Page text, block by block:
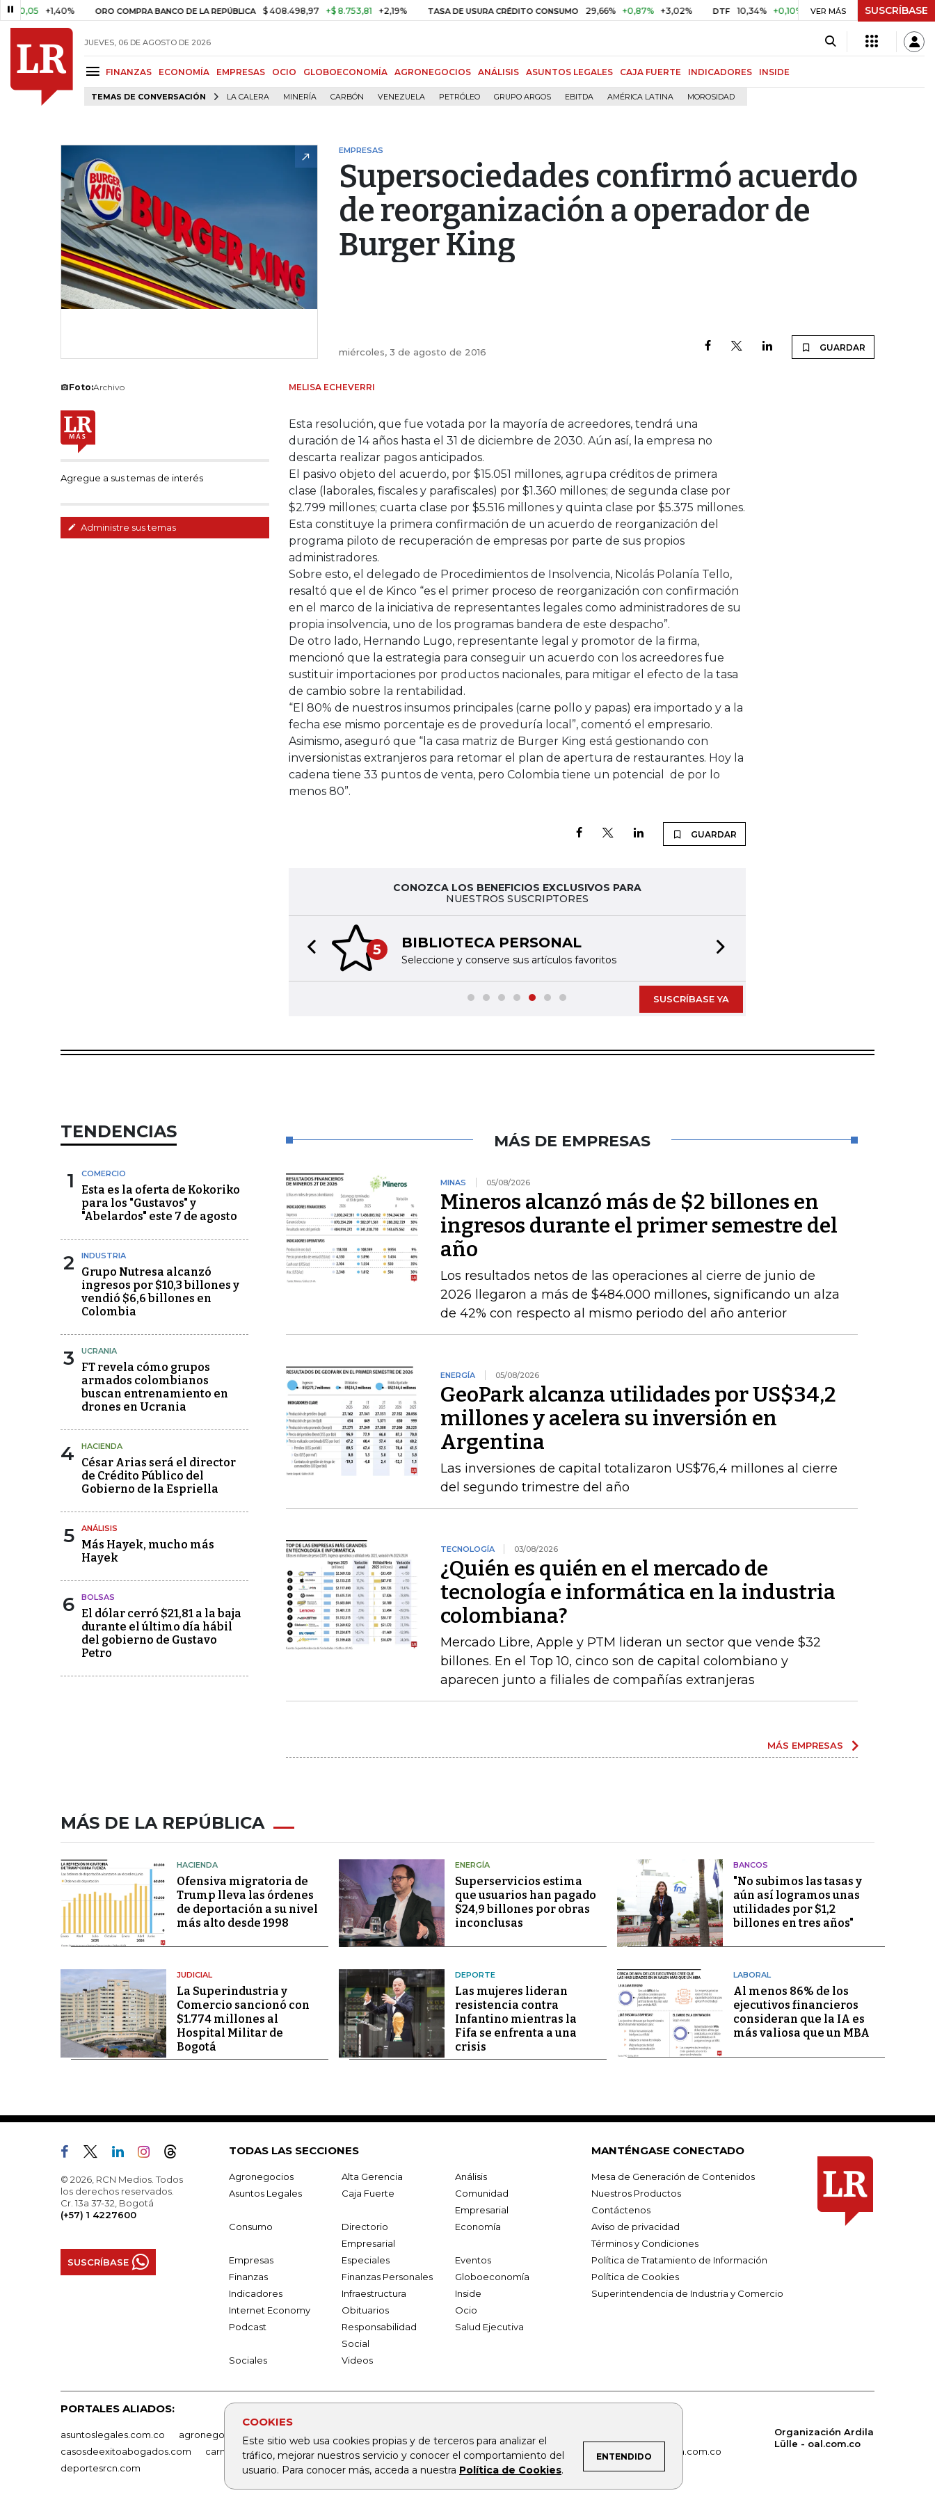
+1,40% ORO COMPRA BANCO DE LA REPÚBLICA $ 408.498,97 +$ 8.753,81 +2,19% TASA DE USURA CRÉDITO CONSUMO 29,66% +0,87% +3,02% DTF 10,34% +0,10% +0,98% UVR $ 416,86 +$ 0,05
VER MÁS SUSCRÍBASE
JUEVES, 06 DE AGOSTO DE 2026
FINANZAS ECONOMÍA EMPRESAS OCIO GLOBOECONOMÍA AGRONEGOCIOS ANÁLISIS ASUNTOS LEGALES CAJA FUERTE INDICADORES INSIDE
TEMAS DE CONVERSACIÓN LA CALERA MINERÍA CARBÓN VENEZUELA PETRÓLEO GRUPO ARGOS EBITDA AMÉRICA LATINA MOROSIDAD
COOKIES
Este sitio web usa cookies propias y de terceros para analizar el
tráfico, mejorar nuestros servicio y conocer el comportamiento del
usuario. Para conocer más, acceda a nuestra Política de Cookies.
ENTENDIDO
EMPRESAS
Supersociedades confirmó acuerdo
de reorganización a operador de
Burger King
miércoles, 3 de agosto de 2016 GUARDAR
Foto:Archivo
Agregue a sus temas de interés
Administre sus temas
MELISA ECHEVERRI
Esta resolución, que fue votada por la mayoría de acreedores, tendrá una
duración de 14 años hasta el 31 de diciembre de 2030. Aún así, la empresa no
descarta realizar pagos anticipados.
El pasivo objeto del acuerdo, por $15.051 millones, agrupa créditos de primera
clase (laborales, fiscales y parafiscales) por $1.360 millones; de segunda clase por
$2.799 millones; cuarta clase por $5.516 millones y quinta clase por $5.375 millones.
Esta constituye la primera confirmación de un acuerdo de reorganización del
programa piloto de recuperación de empresas por parte de sus propios
administradores.
Sobre esto, el delegado de Procedimientos de Insolvencia, Nicolás Polanía Tello,
resaltó que el de Kinco “es el primer proceso de reorganización con confirmación
en el marco de la iniciativa de representantes legales como administradores de su
propia insolvencia, uno de los programas bandera de este despacho”.
De otro lado, Hernando Lugo, representante legal y promotor de la firma,
mencionó que la estrategia para conseguir un acuerdo con los acreedores fue
sustituir importaciones por productos nacionales, para mitigar el efecto de la tasa
de cambio sobre la rentabilidad.
“El 80% de nuestros insumos principales (carne pollo y papas) era importado y a la
fecha ese mismo porcentaje es de proveduría local”, comentó el empresario.
Asimismo, aseguró que “la casa matriz de Burger King está gestionando con
inversionistas extranjeros para retomar el plan de apertura de restaurantes. Hoy la
cadena tiene 33 puntos de venta, pero Colombia tiene un potencial de por lo
menos 80”.
GUARDAR
CONOZCA LOS BENEFICIOS EXCLUSIVOS PARA
NUESTROS SUSCRIPTORES
5 BIBLIOTECA PERSONAL
Seleccione y conserve sus artículos favoritos
Previous slide
SUSCRÍBASE YA
TENDENCIAS
1 COMERCIO
Esta es la oferta de Kokoriko
para los "Gustavos" y
"Abelardos" este 7 de agosto
2 INDUSTRIA
Grupo Nutresa alcanzó
ingresos por $10,3 billones y
vendió $6,6 billones en
Colombia
3 UCRANIA
FT revela cómo grupos
armados colombianos
buscan entrenamiento en
drones en Ucrania
4 HACIENDA
César Arias será el director
de Crédito Público del
Gobierno de la Espriella
5 ANÁLISIS
Más Hayek, mucho más
Hayek
6 BOLSAS
El dólar cerró $21,81 a la baja
durante el último día hábil
del gobierno de Gustavo
Petro
MÁS DE EMPRESAS
MINAS 05/08/2026
Mineros alcanzó más de $2 billones en
ingresos durante el primer semestre del
año
Los resultados netos de las operaciones al cierre de junio de
2026 llegaron a más de $484.000 millones, significando un alza
de 42% con respecto al mismo periodo del año anterior
ENERGÍA 05/08/2026
GeoPark alcanza utilidades por US$34,2
millones y acelera su inversión en
Argentina
Las inversiones de capital totalizaron US$76,4 millones al cierre
del segundo trimestre del año
TECNOLOGÍA 03/08/2026
¿Quién es quién en el mercado de
tecnología e informática en la industria
colombiana?
Mercado Libre, Apple y PTM lideran un sector que vende $32
billones. En el Top 10, cinco son de capital colombiano y
aparecen junto a filiales de compañías extranjeras
MÁS EMPRESAS
MÁS DE LA REPÚBLICA
HACIENDA
Ofensiva migratoria de
Trump lleva las órdenes
de deportación a su nivel
más alto desde 1998
ENERGÍA
Superservicios estima
que usuarios han pagado
$24,9 billones por obras
inconclusas
BANCOS
"No subimos las tasas y
aún así logramos unas
utilidades por $1,2
billones en tres años"
JUDICIAL
La Superindustria y
Comercio sancionó con
$1.774 millones al
Hospital Militar de
Bogotá
DEPORTE
Las mujeres lideran
resistencia contra
Infantino mientras la
Fifa se enfrenta a una
crisis
LABORAL
Al menos 86% de los
ejecutivos financieros
consideran que la IA es
más valiosa que un MBA
© 2026, RCN Medios. Todos
los derechos reservados.
Cr. 13a 37-32, Bogotá
(+57) 1 4227600
SUSCRÍBASE
TODAS LAS SECCIONES
Agronegocios Alta Gerencia
Análisis
Asuntos Legales
Caja Fuerte
Comunidad
Empresarial
Consumo
Directorio
Empresarial
Economía
Empresas Especiales
Eventos
Finanzas
Finanzas Personales
Globoeconomía
Indicadores
Infraestructura
Inside
Internet Economy
Obituarios
Ocio
Podcast
Responsabilidad
Social
Salud Ejecutiva
Sociales Videos
MANTÉNGASE CONECTADO
Mesa de Generación de Contenidos
Nuestros Productos
Contáctenos
Aviso de privacidad
Términos y Condiciones
Política de Tratamiento de Información
Política de Cookies
Superintendencia de Industria y Comercio
PORTALES ALIADOS:
asuntoslegales.com.co agronegocios.co empresas.larepublica.co firmasdeabogados.com
bolsaencolombia.com
casosdeexitoabogados.com
carnavalindustriacultural.com canalrcn.com rcnradio.com noticiasrcn.com lafm.com.co
alerta.com.co
deportesrcn.com
Organización Ardila
Lülle - oal.com.co